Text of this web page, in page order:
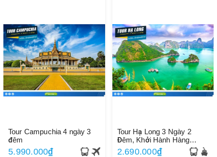
Tour Campuchia 4 ngày 3
đêm
5.990.000₫
Tour Hạ Long 3 Ngày 2
Đêm, Khởi Hành Hàng
Ngày
2.690.000₫